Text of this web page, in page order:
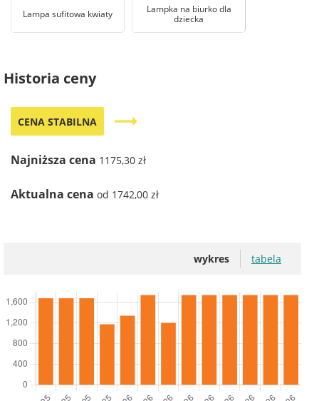
Lampa sufitowa kwiaty
Lampka na biurko dla
dziecka
Historia ceny
CENA STABILNA trending_flat
Najniższa cena 1175,30 zł
Aktualna cena od 1742,00 zł
wykres tabela